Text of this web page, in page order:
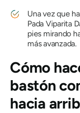
Una vez que
Pada Viparita
pies mirando
más avanzada.
Cómo
bastón
hacia